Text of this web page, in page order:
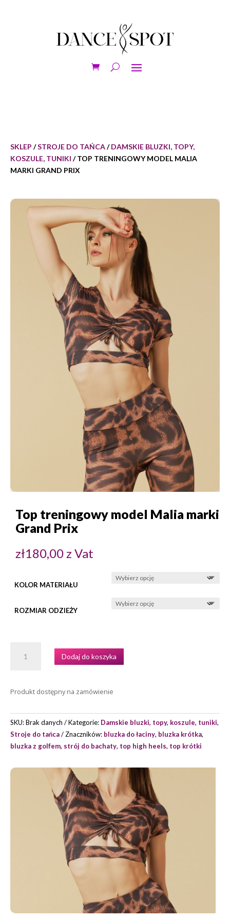
SKLEP /STROJE DO TAŃCA/DAMSKIE BLUZKI, TOPY,
KOSZULE, TUNIKI / TOP TRENINGOWY MODEL MALIA
MARKI GRAND PRIX
Top treningowy model Malia marki
Grand Prix
zł180,00z Vat
KOLOR MATERIAŁU
ROZMIAR ODZIEŻY
TOP
MALIA
GRAND
PRIX
Dodaj do koszyka
Produkt dostępny na zamówienie
SKU:Brak danych Kategorie: Damskie bluzki, topy, koszule, tuniki,
Stroje do tańca
Znaczników: bluzka do łaciny, bluzka krótka,
bluzka z golfem, strój do bachaty, top high heels, top krótki